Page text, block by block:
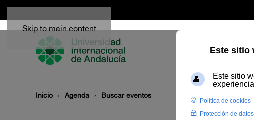
Skip to main content
Inicio Agenda Buscar eventos